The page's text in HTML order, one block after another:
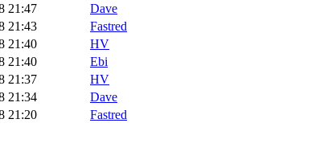
21:47
Dave
21:43
Fastred
21:40
HV
21:40
Ebi
21:37
HV
21:34
Dave
21:20 Fastred